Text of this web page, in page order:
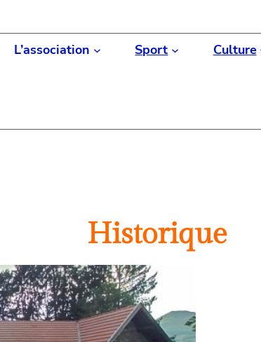
L’association Sport Culture
Historique